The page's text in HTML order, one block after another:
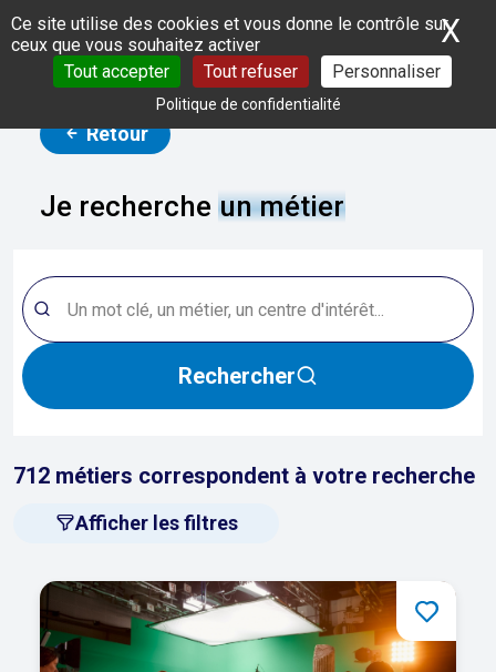
Panneau de gestion des cookies
Ce site utilise des cookies et vous donne le contrôle sur
ceux que vous souhaitez activer
Tout accepter
Tout refuser Personnaliser
Politique de confidentialité
X
Retour
Je recherche un métier
Rechercher
Afficher les filtres
712 métiers correspondent à votre recherche